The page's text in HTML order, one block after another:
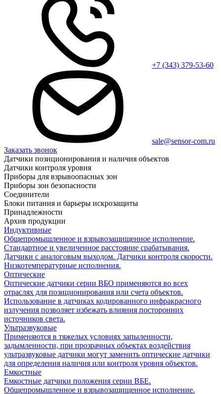
+7 (343) 379-53-60
sale@sensor-com.ru
Заказать звонок
Датчики позиционирования и наличия объектов
Датчики контроля уровня
Приборы для взрывоопасных зон
Приборы зон безопасности
Соединители
Блоки питания и барьеры искрозащиты
Принадлежности
Архив продукции
Индуктивные
Общепромышленное и взрывозащищенное исполнение.
Стандартное и увеличенное расстояние срабатывания.
Датчики с аналоговым выходом. Датчики контроля скорости.
Низкотемпературные исполнения.
Оптические
Оптические датчики серии ВБО применяются во всех
отраслях для позиционирования или счета объектов.
Использование в датчиках кодированного инфракрасного
излучения позволяет избежать влияния посторонних
источников света.
Ультразвуковые
Применяются в тяжелых условиях запыленности,
задымленности, при прозрачных объектах воздействия
ультразвуковые датчики могут заменить оптические датчики
для определения наличия или контроля уровня объектов.
Емкостные
Емкостные датчики положения серии ВБЕ.
Общепромышленное и взрывозащищенное исполнение.